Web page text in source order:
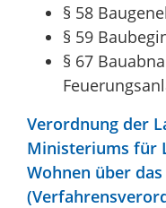
§ 58
§ 59
§ 67
Verordnung der
Ministeriums für
Wohnen über